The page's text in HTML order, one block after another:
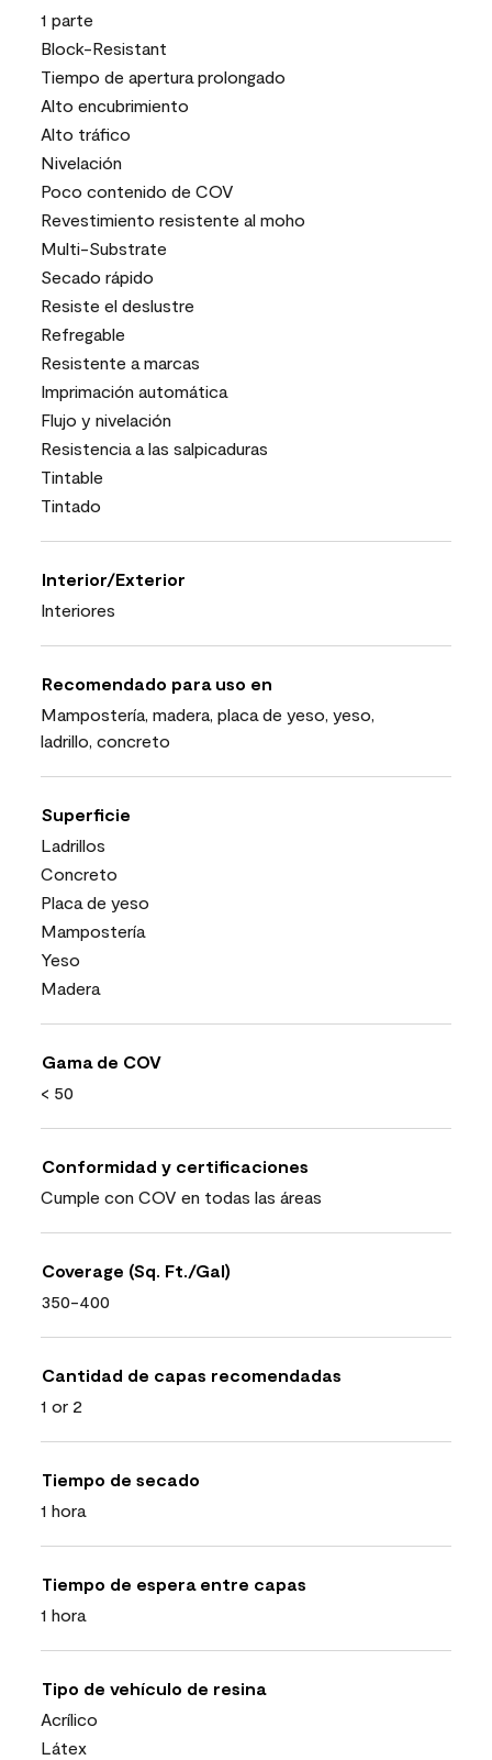
1 parte
Block-Resistant
Tiempo de apertura prolongado
Alto encubrimiento
Alto tráfico
Nivelación
Poco contenido de COV
Revestimiento resistente al moho
Multi-Substrate
Secado rápido
Resiste el deslustre
Refregable
Resistente a marcas
Imprimación automática
Flujo y nivelación
Resistencia a las salpicaduras
Tintable
Tintado
Interior/Exterior
Interiores
Recomendado para uso en
Mampostería, madera, placa de yeso, yeso,
ladrillo, concreto
Superficie
Ladrillos
Concreto
Placa de yeso
Mampostería
Yeso
Madera
Gama de COV
< 50
Conformidad y certificaciones
Cumple con COV en todas las áreas
Coverage (Sq. Ft./Gal)
350-400
Cantidad de capas recomendadas
1 or 2
Tiempo de secado
1 hora
Tiempo de espera entre capas
1 hora
Tipo de vehículo de resina
Acrílico
Látex